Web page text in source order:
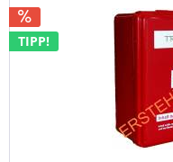
TIPP!